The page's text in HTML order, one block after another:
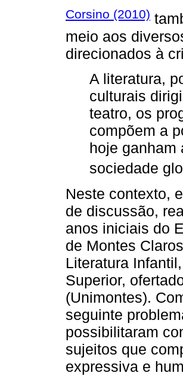
Corsino (2010)
meio aos
direcionados à
A literatura,
culturais
teatro, os
compõem a
hoje ganham
sociedade
Neste contexto,
de discussão,
anos iniciais do
de Montes
Literatura
Superior,
(Unimontes).
seguinte
possibilitaram
sujeitos que
expressiva e